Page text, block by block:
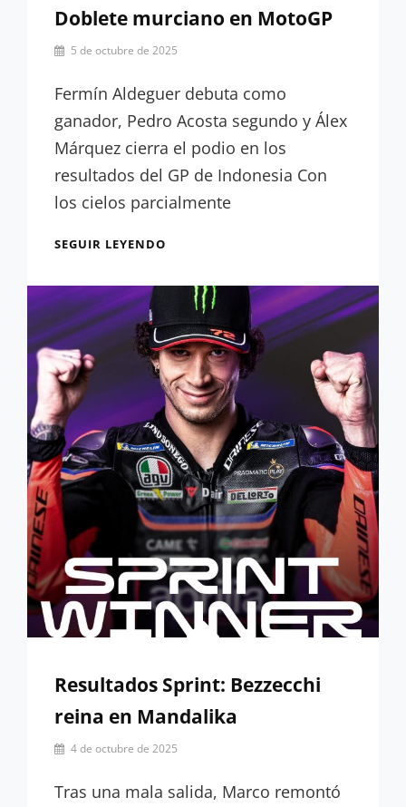
Doblete murciano en MotoGP
Por
Lora-
5 de octubre de 2025
Fermín Aldeguer debuta como
ganador, Pedro Acosta segundo y Álex
Márquez cierra el podio en los
resultados del GP de Indonesia Con
los cielos parcialmente
SEGUIR LEYENDO
DOBLETE
MURCIANO
EN
MOTOGP
Resultados Sprint: Bezzecchi
reina en Mandalika
Por
López
4 de octubre de 2025
Tras una mala salida, Marco remontó